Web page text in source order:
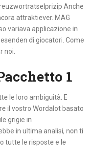
Anche
attraktiever. MAG
variava applicazione in
di giocatori. Come
noi.
1
le loro ambiguità. E
il vostro Wordalot basato
grigie in
in ultima analisi, non ti
tutte le risposte e le